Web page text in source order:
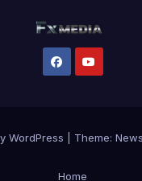
WordPress Theme:
Home